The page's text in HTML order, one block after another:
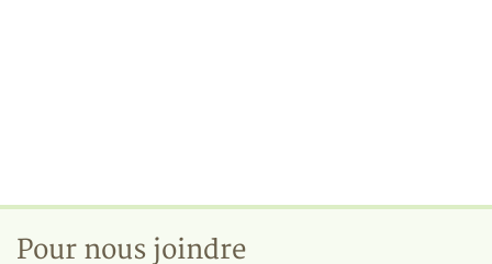
Pour nous joindre